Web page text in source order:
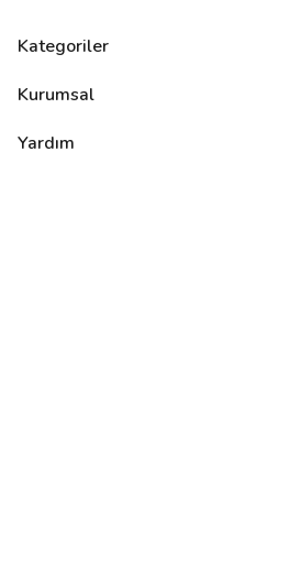
Kategoriler
Kurumsal
Yardım